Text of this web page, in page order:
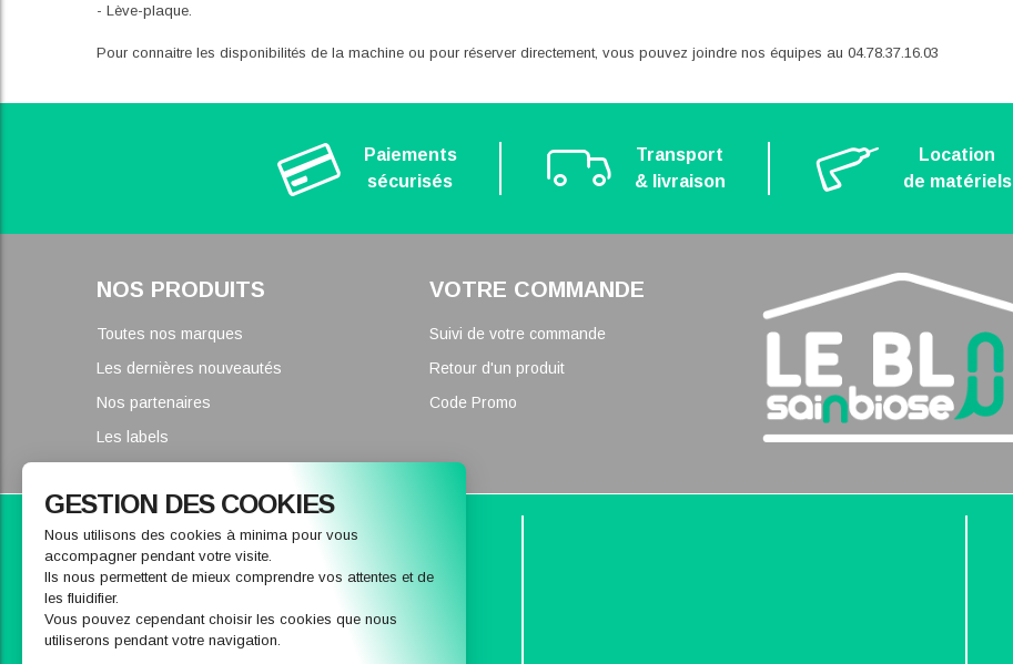
- Lève-plaque.
Pour connaitre les disponibilités de la machine ou pour réserver directement, vous pouvez joindre nos équipes au 04.78.37.16.03
Paiements
sécurisés
Transport
& livraison
Location
de matériels
NOS PRODUITS
Toutes nos marques
Les dernières nouveautés
Nos partenaires
Les labels
VOTRE COMMANDE
Suivi de votre commande
Retour d'un produit
Code Promo
Parce que nous pouvons vous conseiller
CONTACTEZ-NOUS
Nous envoyer un message
GESTION DES COOKIES
Nous utilisons des cookies à minima pour vous
accompagner pendant votre visite.
Ils nous permettent de mieux comprendre vos attentes et de
les fluidifier.
Vous pouvez cependant choisir les cookies que nous
utiliserons pendant votre navigation.